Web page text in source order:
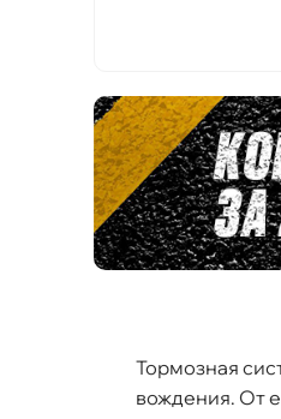
Тормозная
ождения. От